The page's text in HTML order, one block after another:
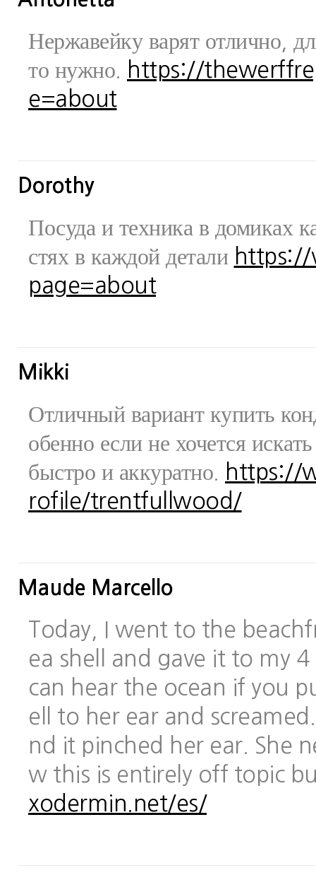
Нержавейку варят отлично,
то нужно.
https://
e=about
Dorothy
Посуда и техника в домиках
стях в каждой детали https://
page=about
Mikki
Отличный вариант купить
обенно если не хочется
быстро и аккуратно.
https://
rofile/trentfullwood/
Maude Marcello
Today, I went to the
ea shell and gave it to my
can hear the ocean if you
ell to her ear and
nd it pinched her ear. She
w this is entirely off topic
xodermin.net/es/